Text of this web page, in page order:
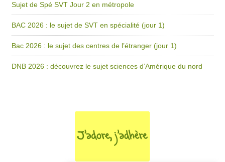
Sujet de Spé SVT Jour 2 en métropole
BAC 2026 : le sujet de SVT en spécialité (jour 1)
Bac 2026 : le sujet des centres de l’étranger (jour 1)
DNB 2026 : découvrez le sujet sciences d’Amérique du nord